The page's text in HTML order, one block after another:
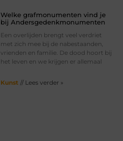
Welke grafmonumenten vind je
bij Andersgedenkmonumenten
Een overlijden brengt veel verdriet
met zich mee bij de nabestaanden,
vrienden en familie. De dood hoort bij
het leven en we krijgen er allemaal
Kunst // Lees verder »